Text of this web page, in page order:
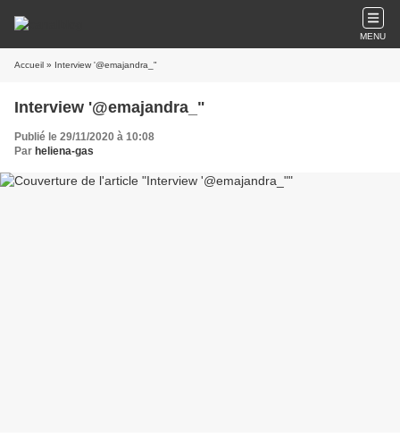
MENU
Accueil » Interview '@emajandra_"
Interview '@emajandra_"
Publié le 29/11/2020 à 10:08
Par heliena-gas